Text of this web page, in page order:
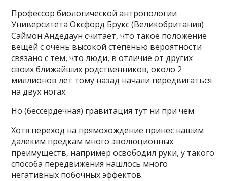
Профессор биологической антропологии
Университета Оксфорд Брукс (Великобритания)
Саймон Андедаун считает, что такое положение
вещей с очень высокой степенью вероятности
связано с тем, что люди, в отличие от других
своих ближайших родственников, около 2
миллионов лет тому назад начали передвигаться
на двух ногах.
Но (бессердечная) гравитация тут ни при чем
Хотя переход на прямохождение принес нашим
далеким предкам много эволюционных
преимуществ, например освободил руки, у такого
способа передвижения нашлось много
негативных побочных эффектов.